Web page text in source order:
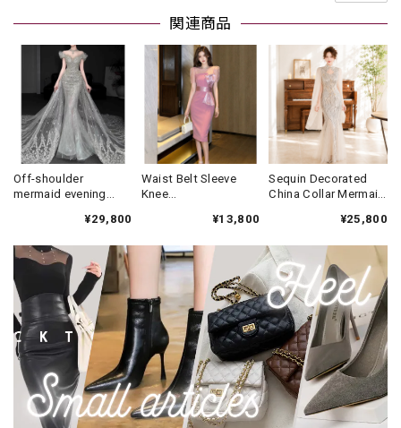
関連商品
Off-shoulder
mermaid evening
¥29,800
Waist Belt Sleeve
Knee
¥13,800
Sequin Decorated
China Collar Mermaid
¥25,800